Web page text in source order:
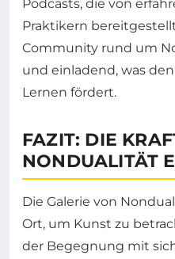
Podcasts, die von
Praktikern
Community rund um
und einladend, was
Lernen fördert.
FAZIT: DIE
NONDUALITÄT
Die Galerie von
Ort, um Kunst zu
der Begegnung mit